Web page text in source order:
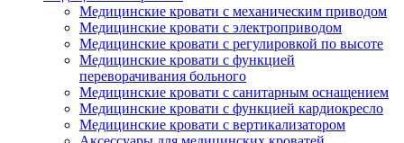
Медицинские кровати с механическим приводом
Медицинские кровати с электроприводом
Медицинские кровати с регулировкой по высоте
Медицинские кровати с функцией
переворачивания больного
Медицинские кровати с санитарным оснащением
Медицинские кровати с функцией кардиокресло
Медицинские кровати с вертикализатором